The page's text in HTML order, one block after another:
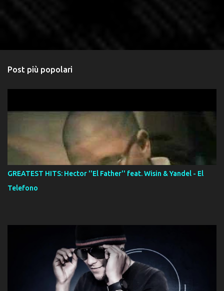
Post più popolari
GREATEST HITS: Hector ''El Father'' feat. Wisin & Yandel - El
Telefono